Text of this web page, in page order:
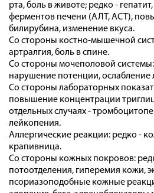
рта, боль в животе; редко -
ферментов печени (АЛТ, АСТ),
билирубина, изменение вкуса.
Со стороны костно-мышечной
артралгия, боль в спине.
Со стороны мочеполовой
нарушение потенции, ослабление
Со стороны лабораторных
повышение концентрации
отдельных случаях -
лейкопения.
Аллергические реакции: редко -
крапивница.
Со стороны кожных покровов:
потоотделения, гиперемия кожи,
псориазоподобные кожные